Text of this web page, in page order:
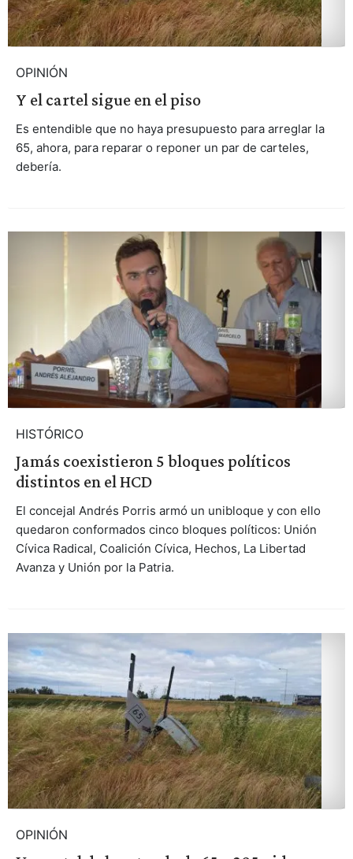
OPINIÓN
Y el cartel sigue en el piso
Es entendible que no haya presupuesto para arreglar la
65, ahora, para reparar o reponer un par de carteles,
debería.
HISTÓRICO
Jamás coexistieron 5 bloques políticos
distintos en el HCD
El concejal Andrés Porris armó un unibloque y con ello
quedaron conformados cinco bloques políticos: Unión
Cívica Radical, Coalición Cívica, Hechos, La Libertad
Avanza y Unión por la Patria.
OPINIÓN